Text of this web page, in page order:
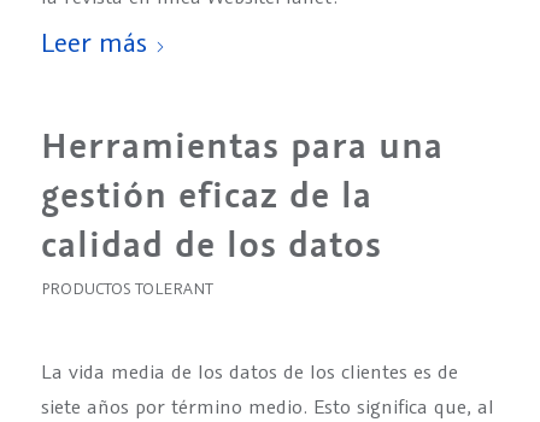
Leer más
Herramientas para una
gestión eficaz de la
calidad de los datos
PRODUCTOS TOLERANT
La vida media de los datos de los clientes es de
siete años por término medio. Esto significa que, al